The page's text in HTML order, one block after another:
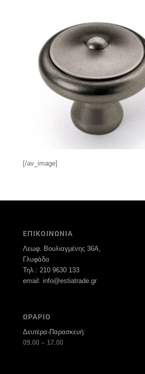
[/av_image]
ΕΠΙΚΟΙΝΩΝΙΑ
Λεωφ. Βουλιαγμένης 36Α,
Γλυφάδα
Τηλ.: 210 9630 133
email: info@estiatrade.gr
ΩΡΑΡΙΟ
Δευτέρα-Παρασκευή:
09.00 – 17.00